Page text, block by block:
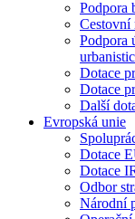
Podpora
Cestovní
Podpora
Dotace
Dotace
Další
Evropská unie
Dotace
Dotace
Odbor
Národní